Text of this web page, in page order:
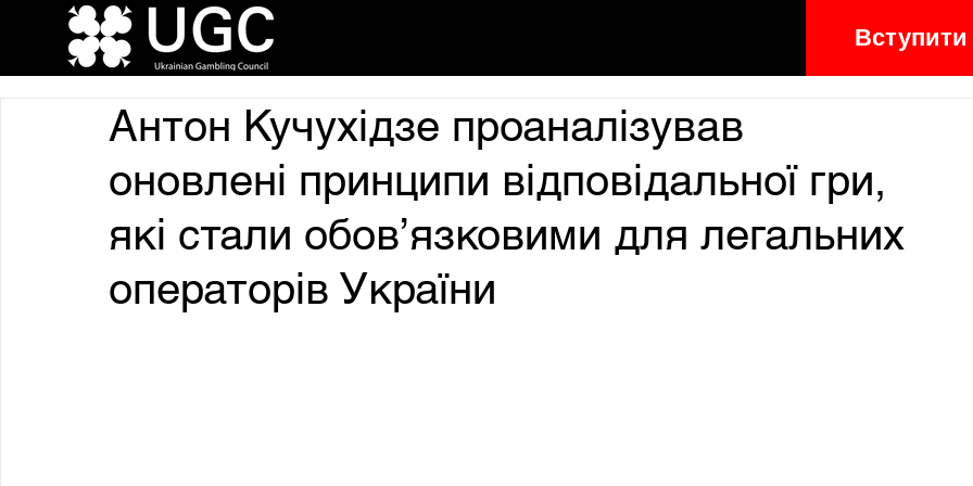
Вступити
Антон Кучухідзе проаналізував
оновлені принципи відповідальної гри,
які стали обов’язковими для легальних
операторів України